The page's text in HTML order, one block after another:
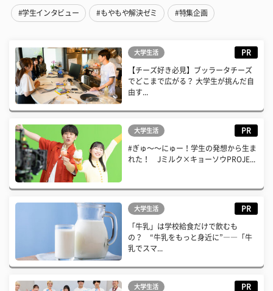
#学生インタビュー #もやもや解決ゼミ #特集企画
大学生活 PR
【チーズ好き必見】ブッラータチーズ
でどこまで広がる？ 大学生が挑んだ自
由す...
大学生活 PR
#ぎゅ〜〜にゅー！学生の発想から生ま
れた！ Jミルク×キョーソウPROJE...
大学生活 PR
「牛乳」は学校給食だけで飲むも
の？ “牛乳をもっと身近に”――「牛
乳でスマ...
大学生活 PR